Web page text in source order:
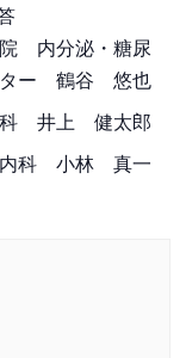
内分泌・糖尿
ター 鶴谷 悠也
科 井上 健太郎
内科 小林 真一